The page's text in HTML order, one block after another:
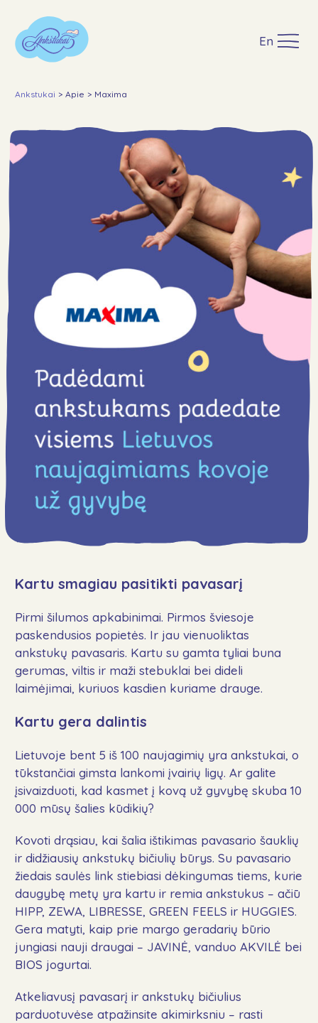
En
Apie
Įgyvendinti projektai
Paremti
GPM
Lopšinės
Naujienos
DUK
Kontaktai
Aukoti
Sekite mus
Ankstukai > Apie > Maxima
Kartu smagiau pasitikti pavasarį
Pirmi šilumos apkabinimai. Pirmos šviesoje
paskendusios popietės. Ir jau vienuoliktas
ankstukų pavasaris. Kartu su gamta tyliai buna
gerumas, viltis ir maži stebuklai bei dideli
laimėjimai, kuriuos kasdien kuriame drauge.
Kartu gera dalintis
Lietuvoje bent 5 iš 100 naujagimių yra ankstukai, o
tūkstančiai gimsta lankomi įvairių ligų. Ar galite
įsivaizduoti, kad kasmet į kovą už gyvybę skuba 10
000 mūsų šalies kūdikių?
Kovoti drąsiau, kai šalia ištikimas pavasario šauklių
ir didžiausių ankstukų bičiulių būrys. Su pavasario
žiedais saulės link stiebiasi dėkingumas tiems, kurie
daugybę metų yra kartu ir remia ankstukus – ačiū
HIPP, ZEWA, LIBRESSE, GREEN FEELS ir HUGGIES.
Gera matyti, kaip prie margo geradarių būrio
jungiasi nauji draugai – JAVINĖ, vanduo AKVILĖ bei
BIOS jogurtai.
Atkeliavusį pavasarį ir ankstukų bičiulius
parduotuvėse atpažinsite akimirksniu – rasti